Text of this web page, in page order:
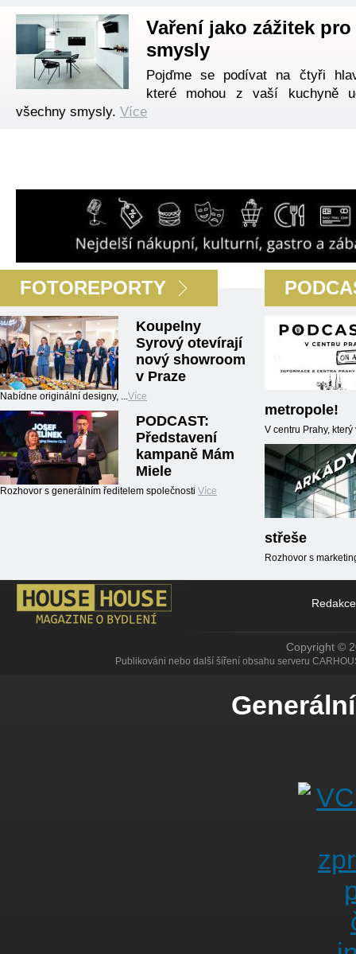
Vaření jako zážitek
smysly
Pojďme se podívat na čtyři
které mohou z vaší kuchyně
všechny smysly. Více
FOTOREPORTY
Koupelny
Syrový otevírají
nový showroom
v Praze
Nabídne originální designy, ...Více
PODCAST:
Představení
kampaně Mám
Miele
Rozhovor s generálním ředitelem společnosti Více
metropole!
V centru Prahy,
střeše
Rozhovor s
Redakce
Copyright ©
Publikováni nebo další šíření obsahu serveru